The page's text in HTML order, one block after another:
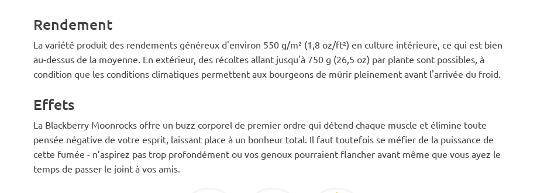
Rendement
La variété produit des rendements généreux d'environ 550 g/m² (1,8 oz/ft²) en culture intérieure, ce qui est bien
au-dessus de la moyenne. En extérieur, des récoltes allant jusqu'à 750 g (26,5 oz) par plante sont possibles, à
condition que les conditions climatiques permettent aux bourgeons de mûrir pleinement avant l'arrivée du froid.
Effets
La Blackberry Moonrocks offre un buzz corporel de premier ordre qui détend chaque muscle et élimine toute
pensée négative de votre esprit, laissant place à un bonheur total. Il faut toutefois se méfier de la puissance de
cette fumée - n’aspirez pas trop profondément ou vos genoux pourraient flancher avant même que vous ayez le
temps de passer le joint à vos amis.